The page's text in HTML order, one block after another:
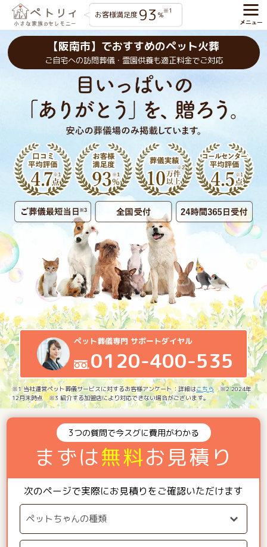
お客様満足度 93 %※1
【阪南市】でおすすめのペット火葬
ご自宅への訪問葬儀・霊園供養も適正料金でご対応
ペット葬儀専門 サポートダイヤル
0120-400-535
※1 当社運営ペット葬儀サービスに対するお客様アンケート：詳細はこちら ※2 2024年
12月末時点 ※3 紹介する加盟店により対応できない場合がございます。
3つの質問で今スグに費用がわかる
まずは無料お見積り
次のページで実際にお見積りをご確認いただけます